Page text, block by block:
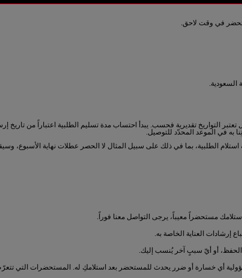
في وقت لاحق.
السعودية.
التواريخ تقديرية فحسب. يبدأ احتساب مدة تسليم الطلبية اعتباراً من
به في الموعد المحدّد للتوصيل.
الطلبية، بما في ذلك على سبيل المثال لا الحصر عطلات نهاية الأسبوع،
مستحضراً معيباً، يرجى التواصل معنا فوراً.
إرشادات العناية الخاصة به.
الحفظ، أو أيّ سببٍ آخر يُنسب إليك.
أي خسارة أو ضرر يحدث للمستحضر بعد استلامكِ له. المستحضرات التي تتعرّض